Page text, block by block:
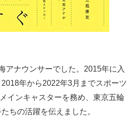
アナウンサーでした。2015年に入
年から2022年3月までスポーツ
インキャスターを務め、東京五輪
ちの活躍を伝えました。